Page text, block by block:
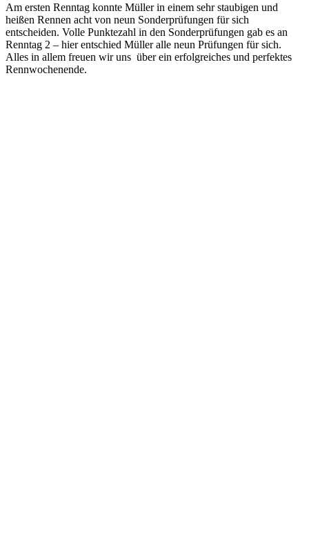
Am ersten Renntag konnte Müller in einem sehr staubigen und
heißen Rennen acht von neun Sonderprüfungen für sich
entscheiden. Volle Punktezahl in den Sonderprüfungen gab es an
Renntag 2 – hier entschied Müller alle neun Prüfungen für sich.
Alles in allem freuen wir uns über ein erfolgreiches und perfektes
Rennwochenende.